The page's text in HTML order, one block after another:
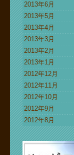
2013年6月
2013年5月
2013年4月
2013年3月
2013年2月
2013年1月
2012年12月
2012年11月
2012年10月
2012年9月
2012年8月